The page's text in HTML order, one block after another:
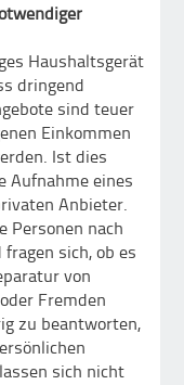
Haushaltsgerät
dringend
sind teuer
Einkommen
Ist dies
Aufnahme eines
Anbieter.
Personen nach
sich, ob es
von
Fremden
zu beantworten,
sich nicht